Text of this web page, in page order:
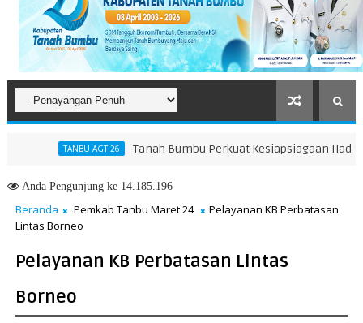
TANBU AGT 26 Tanah Bumbu Perkuat Kesiapsiagaan Hadapi
AndaPengunjung ke 14.185.196
Beranda Pemkab Tanbu Maret 24
Pelayanan KB Perbatasan
Lintas Borneo
Pelayanan KB Perbatasan Lintas
Borneo